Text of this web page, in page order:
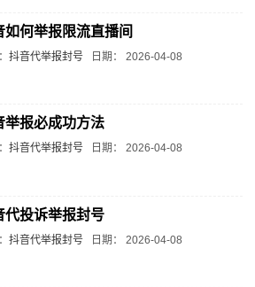
如何举报限流直播间
抖音代举报封号 日期： 2026-04-08
举报必成功方法
抖音代举报封号 日期： 2026-04-08
代投诉举报封号
抖音代举报封号 日期： 2026-04-08